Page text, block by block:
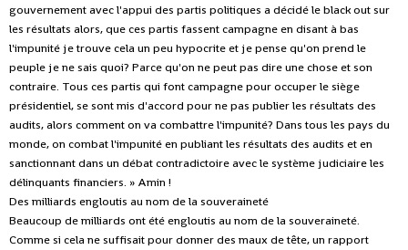
gouvernement avec l'appui des partis politiques a décidé le black out sur
les résultats alors, que ces partis fassent campagne en disant à bas
l'impunité je trouve cela un peu hypocrite et je pense qu'on prend le
peuple je ne sais quoi? Parce qu'on ne peut pas dire une chose et son
contraire. Tous ces partis qui font campagne pour occuper le siège
présidentiel, se sont mis d'accord pour ne pas publier les résultats des
audits, alors comment on va combattre l'impunité? Dans tous les pays du
monde, on combat l'impunité en publiant les résultats des audits et en
sanctionnant dans un débat contradictoire avec le système judiciaire les
délinquants financiers. » Amin !
Des milliards engloutis au nom de la souveraineté
Beaucoup de milliards ont été engloutis au nom de la souveraineté.
Comme si cela ne suffisait pour donner des maux de tête, un rapport